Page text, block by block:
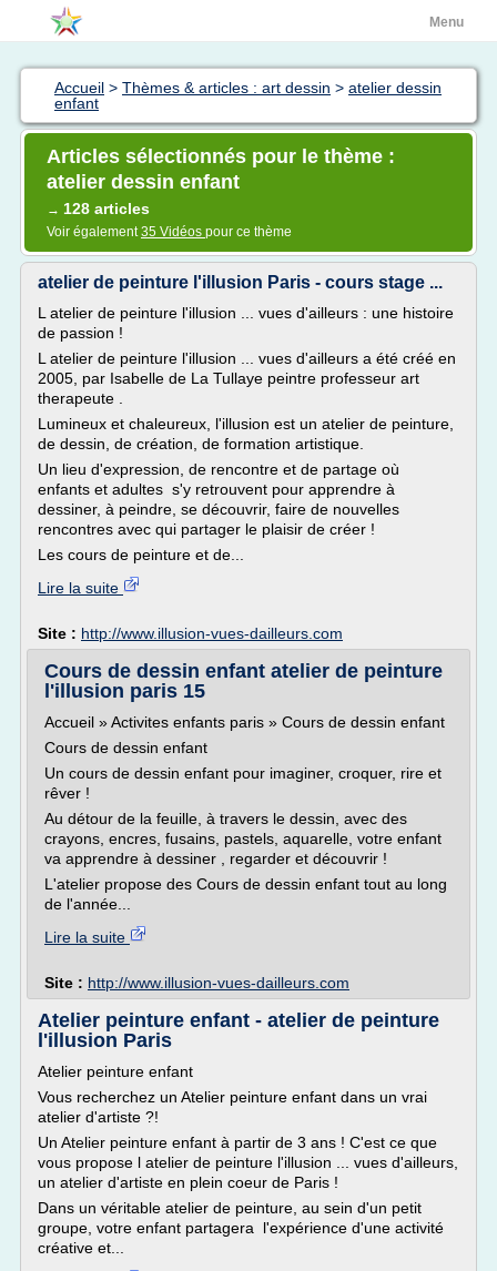
Menu
Accueil > Thèmes & articles : art dessin > atelier dessin
enfant
Articles sélectionnés pour le thème :
atelier dessin enfant
→ 128 articles
Voir également35 Vidéos pour ce thème
atelier de peinture l'illusion Paris - cours stage ...
L atelier de peinture l'illusion ... vues d'ailleurs : une histoire
de passion !
L atelier de peinture l'illusion ... vues d'ailleurs a été créé en
2005, par Isabelle de La Tullaye peintre professeur art
therapeute .
Lumineux et chaleureux, l'illusion est un atelier de peinture,
de dessin, de création, de formation artistique.
Un lieu d'expression, de rencontre et de partage où
enfants et adultes s'y retrouvent pour apprendre à
dessiner, à peindre, se découvrir, faire de nouvelles
rencontres avec qui partager le plaisir de créer !
Les cours de peinture et de...
Lire la suite
Site : http://www.illusion-vues-dailleurs.com
Cours de dessin enfant atelier de peinture
l'illusion paris 15
Accueil » Activites enfants paris » Cours de dessin enfant
Cours de dessin enfant
Un cours de dessin enfant pour imaginer, croquer, rire et
rêver !
Au détour de la feuille, à travers le dessin, avec des
crayons, encres, fusains, pastels, aquarelle, votre enfant
va apprendre à dessiner , regarder et découvrir !
L'atelier propose des Cours de dessin enfant tout au long
de l'année...
Lire la suite
Site : http://www.illusion-vues-dailleurs.com
Atelier peinture enfant - atelier de peinture
l'illusion Paris
Atelier peinture enfant
Vous recherchez un Atelier peinture enfant dans un vrai
atelier d'artiste ?!
Un Atelier peinture enfant à partir de 3 ans ! C'est ce que
vous propose l atelier de peinture l'illusion ... vues d'ailleurs,
un atelier d'artiste en plein coeur de Paris !
Dans un véritable atelier de peinture, au sein d'un petit
groupe, votre enfant partagera l'expérience d'une activité
créative et...